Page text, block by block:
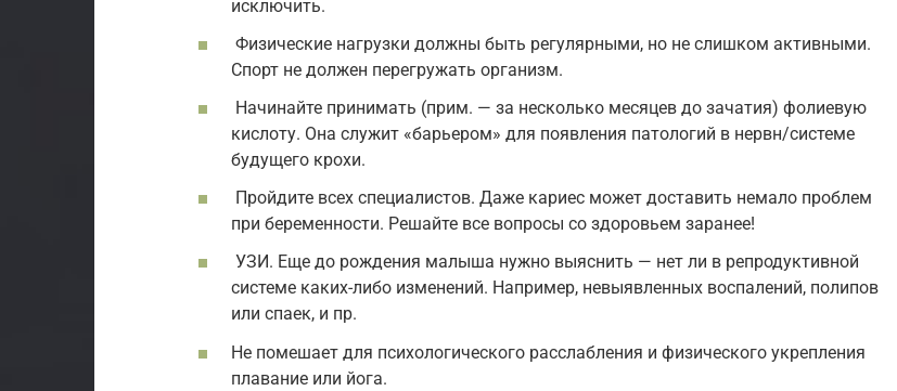
исключить.
Физические нагрузки должны быть регулярными, но не слишком активными.
Спорт не должен перегружать организм.
Начинайте принимать (прим. — за несколько месяцев до зачатия) фолиевую
кислоту. Она служит «барьером» для появления патологий в нервн/системе
будущего крохи.
Пройдите всех специалистов. Даже кариес может доставить немало проблем
при беременности. Решайте все вопросы со здоровьем заранее!
УЗИ. Еще до рождения малыша нужно выяснить — нет ли в репродуктивной
системе каких-либо изменений. Например, невыявленных воспалений, полипов
или спаек, и пр.
Не помешает для психологического расслабления и физического укрепления
плавание или йога.